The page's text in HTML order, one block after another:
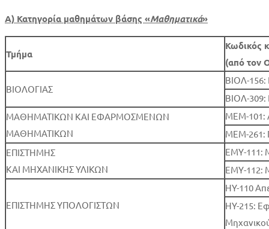
Α) Κατηγορία μαθημάτων βάσης «Μαθηματικά»
Τμήμα
Κωδικός
(από τον
ΒΙΟΛΟΓΙΑΣ
ΒΙΟΛ-
ΒΙΟΛ-309:
ΜΑΘΗΜΑΤΙΚΩΝ ΚΑΙ ΕΦΑΡΜΟΣΜΕΝΩΝ
ΜΑΘΗΜΑΤΙΚΩΝ
ΜΕΜ-101:
ΜΕΜ-261:
ΕΠΙΣΤΗΜΗΣ
ΚΑΙ ΜΗΧΑΝΙΚΗΣ ΥΛΙΚΩΝ
ΕΜΥ-111:
ΕΜΥ-112:
ΕΠΙΣΤΗΜΗΣ ΥΠΟΛΟΓΙΣΤΩΝ
HY-110
HY-215: